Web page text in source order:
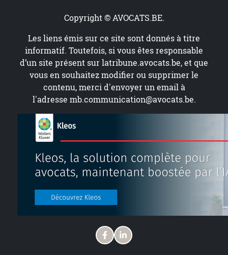
Copyright © AVOCATS.BE.
Les liens émis sur ce site sont donnés à titre
informatif. Toutefois, si vous êtes responsable
d’un site présent surlatribune.avocats.be, et que
vous en souhaitez modifier ou supprimer le
contenu, merci d'envoyer un email à
l'adresse mb.communication@avocats.be.